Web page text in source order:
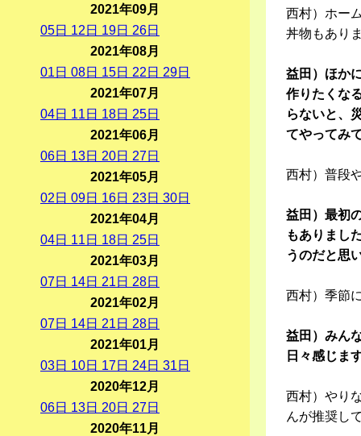
西村）ホー
丼物もあり
益田）ほか
作りたくな
らないと、
てやってみ
西村）普段
益田）最初
もありまし
うのだと思
西村）季節
益田）みん
日々感じま
西村）やり
んが推奨し
2021年09月
05日 12 日 19日 26日
2021年08月
01 日 08日 15日 22 日 29日
2021年07月
04日 11 日 18日 25日
2021年06月
06日 13日 20日 27日
2021年05月
02 日 09日 16日 23日 30日
2021年04月
04日 11 日 18日 25日
2021年03月
07日 14日 21 日 28日
2021年02月
07日 14日 21 日 28日
2021年01月
03日 10日 17日 24日 31 日
2020年12月
06日 13日 20日 27日
2020年11月